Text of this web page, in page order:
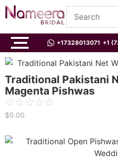
+17328013071 +1
Traditional Pakistani
Magenta Pishwas
☆☆☆☆☆
$0.00